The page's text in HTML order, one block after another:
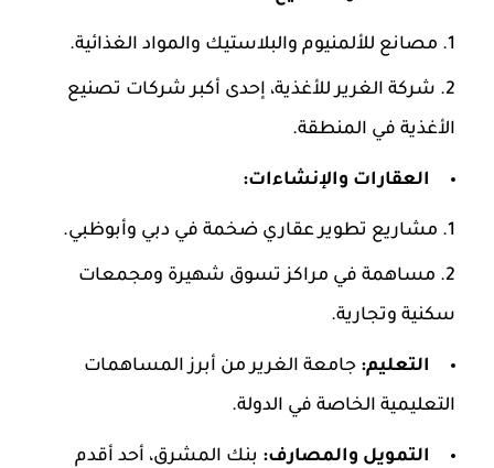
مصانع للألمنيوم والبلاستيك والمواد الغذائية.
شركة الغرير للأغذية، إحدى أكبر شركات تصنيع
الأغذية في المنطقة.
العقارات والإنشاءات:
مشاريع تطوير عقاري ضخمة في دبي وأبوظبي.
مساهمة في مراكز تسوق شهيرة ومجمعات
سكنية وتجارية.
التعليم: جامعة الغرير من أبرز المساهمات
التعليمية الخاصة في الدولة.
التمويل والمصارف: بنك المشرق، أحد أقدم